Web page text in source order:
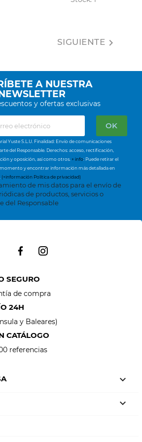
SIGUIENTE 
A NUESTRA
y ofertas exclusivas
Yuste S.L.U. Finalidad: Envío de comunicaciones
del Responsable. Derechos: acceso, rectificación,
y oposición, así como otros. + info: Puede retirar el
y encontrar información más detallada en
(+información Política de privacidad)
de mis datos para el envío de
de productos, servicios o
del Responsable
SEGURO
de compra
24H
y Baleares)
CATÁLOGO
referencias

